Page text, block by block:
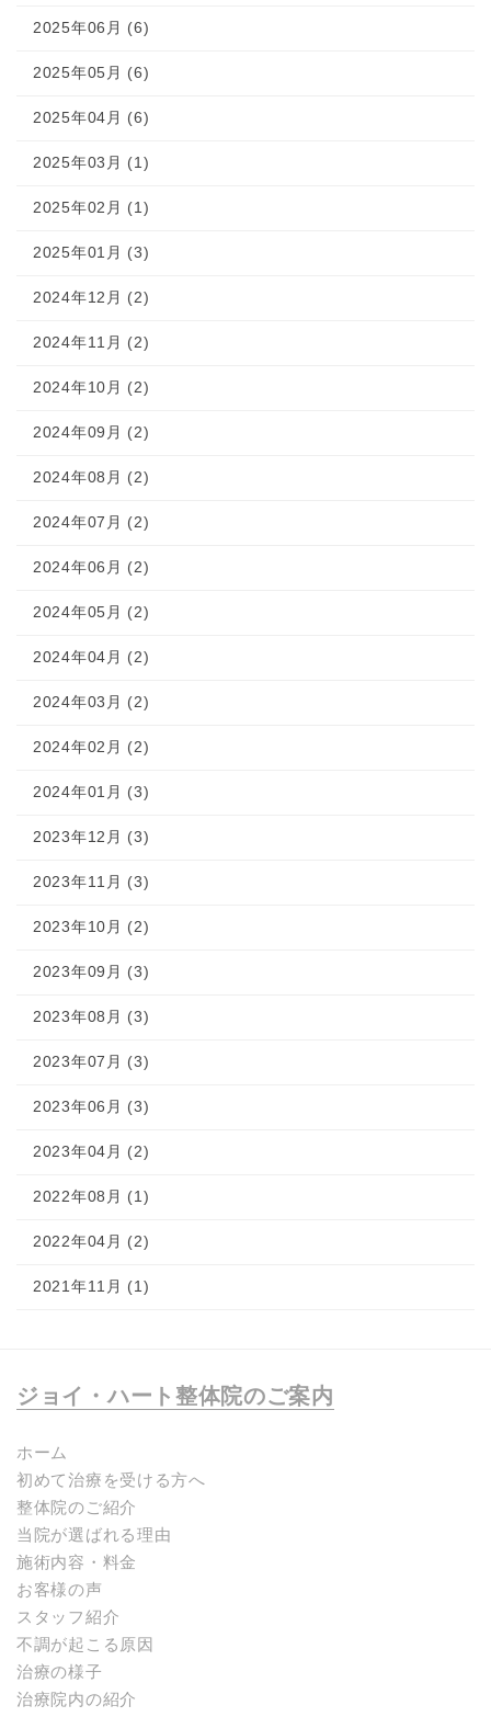
2025年06月 (6)
2025年05月 (6)
2025年04月 (6)
2025年03月 (1)
2025年02月 (1)
2025年01月 (3)
2024年12月 (2)
2024年11月 (2)
2024年10月 (2)
2024年09月 (2)
2024年08月 (2)
2024年07月 (2)
2024年06月 (2)
2024年05月 (2)
2024年04月 (2)
2024年03月 (2)
2024年02月 (2)
2024年01月 (3)
2023年12月 (3)
2023年11月 (3)
2023年10月 (2)
2023年09月 (3)
2023年08月 (3)
2023年07月 (3)
2023年06月 (3)
2023年04月 (2)
2022年08月 (1)
2022年04月 (2)
2021年11月 (1)
ジョイ・ハート整体院のご案内
ホーム
初めて治療を受ける方へ
整体院のご紹介
当院が選ばれる理由
施術内容・料金
お客様の声
スタッフ紹介
不調が起こる原因
治療の様子
治療院内の紹介